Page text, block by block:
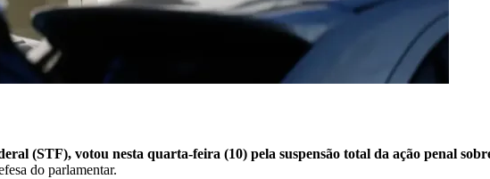
(STF), votou nesta quarta-feira (10) pela suspensão total da ação penal
do parlamentar.